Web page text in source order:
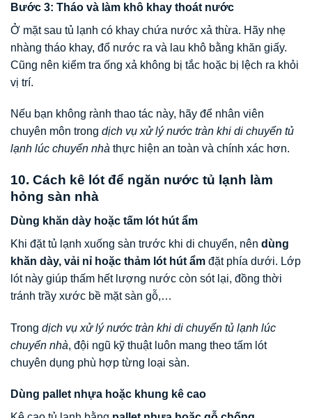
Bước 3: Tháo và làm khô khay thoát nước
Ở mặt sau tủ lạnh có khay chứa nước xả thừa. Hãy nhẹ
nhàng tháo khay, đổ nước ra và lau khô bằng khăn giấy.
Cũng nên kiểm tra ống xả không bị tắc hoặc bị lệch ra khỏi
vị trí.
Nếu bạn không rành thao tác này, hãy để nhân viên
chuyên môn trong dịch vụ xử lý nước tràn khi di chuyển tủ
lạnh lúc chuyển nhà thực hiện an toàn và chính xác hơn.
10. Cách kê lót để ngăn nước tủ lạnh làm
hỏng sàn nhà
Dùng khăn dày hoặc tấm lót hút ẩm
Khi đặt tủ lạnh xuống sàn trước khi di chuyển, nên dùng
khăn dày, vải nỉ hoặc thảm lót hút ẩm đặt phía dưới. Lớp
lót này giúp thấm hết lượng nước còn sót lại, đồng thời
tránh trầy xước bề mặt sàn gỗ,…
Trong dịch vụ xử lý nước tràn khi di chuyển tủ lạnh lúc
chuyển nhà, đội ngũ kỹ thuật luôn mang theo tấm lót
chuyên dụng phù hợp từng loại sàn.
Dùng pallet nhựa hoặc khung kê cao